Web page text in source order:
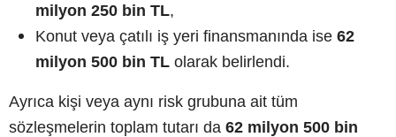
milyon 250 bin TL,
Konut veya çatılı iş yeri finansmanında ise 62
milyon 500 bin TL olarak belirlendi.
Ayrıca kişi veya aynı risk grubuna ait tüm
sözleşmelerin toplam tutarı da 62 milyon 500 bin